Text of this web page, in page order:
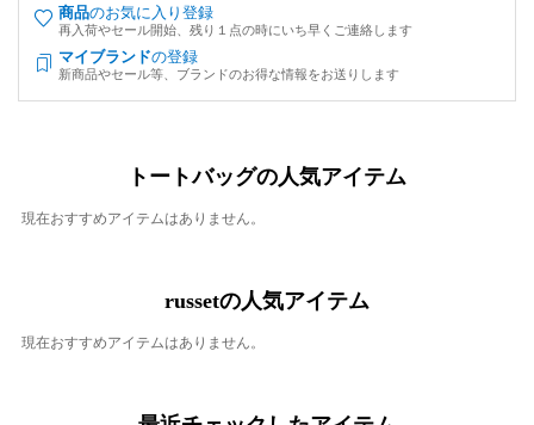
商品のお気に入り登録
再入荷やセール開始、残り１点の時にいち早くご連絡します
マイブランドの登録
新商品やセール等、ブランドのお得な情報をお送りします
トートバッグの人気アイテム
現在おすすめアイテムはありません。
russetの人気アイテム
現在おすすめアイテムはありません。